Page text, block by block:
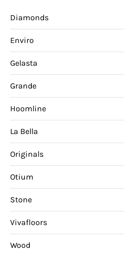
Diamonds
Enviro
Gelasta
Grande
Hoomline
La Bella
Originals
Otium
Stone
Vivafloors
Wood